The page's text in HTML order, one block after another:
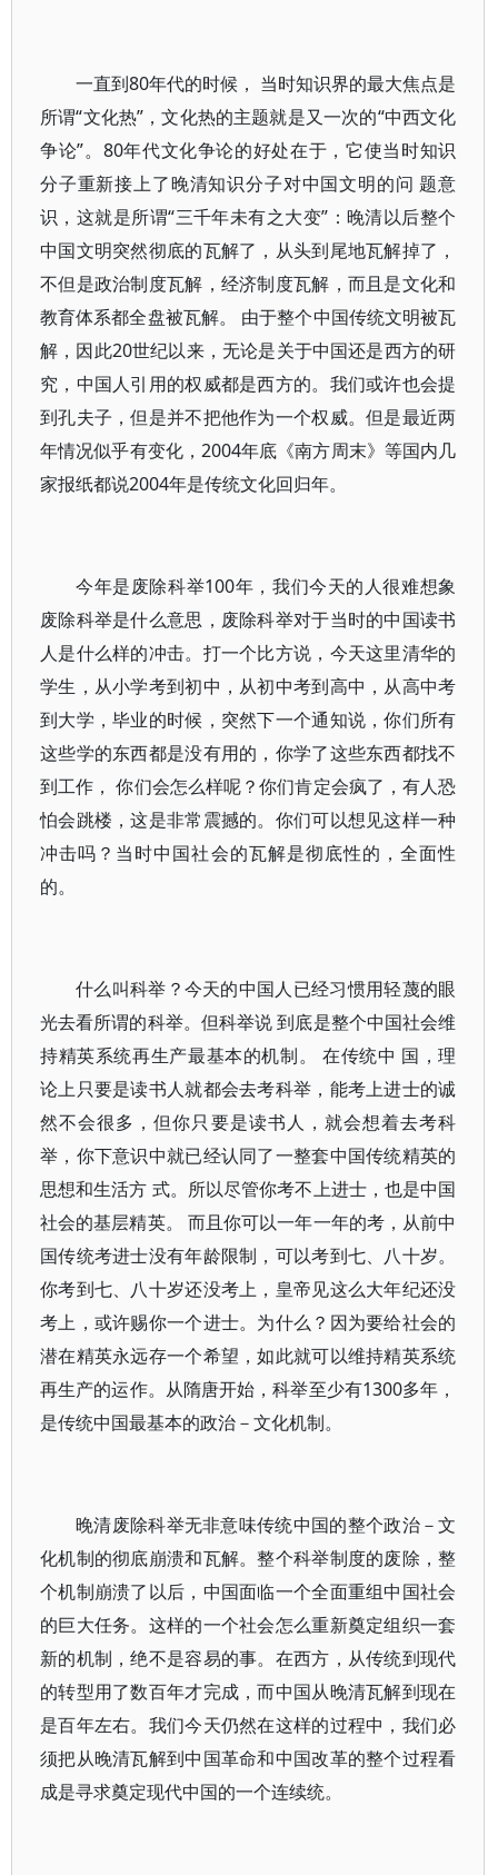
一直到80年代的时候， 当时知识界的最大焦点是
所谓“文化热”，文化热的主题就是又一次的“中西文化
争论”。80年代文化争论的好处在于，它使当时知识
分子重新接上了晚清知识分子对中国文明的问 题意
识，这就是所谓“三千年未有之大变”：晚清以后整个
中国文明突然彻底的瓦解了，从头到尾地瓦解掉了，
不但是政治制度瓦解，经济制度瓦解，而且是文化和
教育体系都全盘被瓦解。 由于整个中国传统文明被瓦
解，因此20世纪以来，无论是关于中国还是西方的研
究，中国人引用的权威都是西方的。我们或许也会提
到孔夫子，但是并不把他作为一个权威。但是最近两
年情况似乎有变化，2004年底《南方周末》等国内几
家报纸都说2004年是传统文化回归年。
今年是废除科举100年，我们今天的人很难想象
废除科举是什么意思，废除科举对于当时的中国读书
人是什么样的冲击。打一个比方说，今天这里清华的
学生，从小学考到初中，从初中考到高中，从高中考
到大学，毕业的时候，突然下一个通知说，你们所有
这些学的东西都是没有用的，你学了这些东西都找不
到工作， 你们会怎么样呢？你们肯定会疯了，有人恐
怕会跳楼，这是非常震撼的。你们可以想见这样一种
冲击吗？当时中国社会的瓦解是彻底性的，全面性
的。
什么叫科举？今天的中国人已经习惯用轻蔑的眼
光去看所谓的科举。但科举说 到底是整个中国社会维
持精英系统再生产最基本的机制。 在传统中 国，理
论上只要是读书人就都会去考科举，能考上进士的诚
然不会很多，但你只要是读书人，就会想着去考科
举，你下意识中就已经认同了一整套中国传统精英的
思想和生活方 式。所以尽管你考不上进士，也是中国
社会的基层精英。 而且你可以一年一年的考，从前中
国传统考进士没有年龄限制，可以考到七、八十岁。
你考到七、八十岁还没考上，皇帝见这么大年纪还没
考上，或许赐你一个进士。为什么？因为要给社会的
潜在精英永远存一个希望，如此就可以维持精英系统
再生产的运作。从隋唐开始，科举至少有1300多年，
是传统中国最基本的政治－文化机制。
晚清废除科举无非意味传统中国的整个政治－文
化机制的彻底崩溃和瓦解。整个科举制度的废除，整
个机制崩溃了以后，中国面临一个全面重组中国社会
的巨大任务。这样的一个社会怎么重新奠定组织一套
新的机制，绝不是容易的事。在西方，从传统到现代
的转型用了数百年才完成，而中国从晚清瓦解到现在
是百年左右。我们今天仍然在这样的过程中，我们必
须把从晚清瓦解到中国革命和中国改革的整个过程看
成是寻求奠定现代中国的一个连续统。